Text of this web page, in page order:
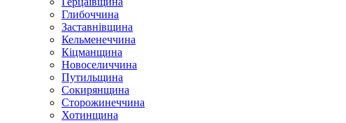
Глибоччина
Заставнівщина
Кельменеччина
Кіцманщина
Новоселиччина
Путильщина
Сокирянщина
Сторожинеччина
Хотинщина